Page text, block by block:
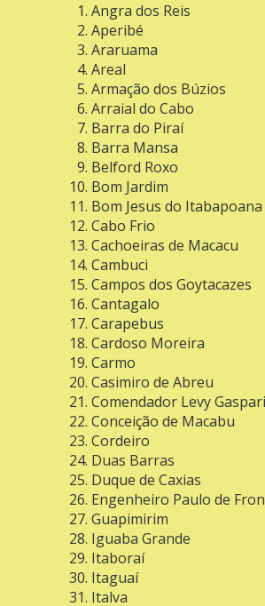
Angra dos Reis
Aperibé
Araruama
Areal
Armação dos Búzios
Arraial do Cabo
Barra do Piraí
Barra Mansa
Belford Roxo
Bom Jardim
Bom Jesus do Itabapoana
Cabo Frio
Cachoeiras de Macacu
Cambuci
Campos dos Goytacazes
Cantagalo
Carapebus
Cardoso Moreira
Carmo
Casimiro de Abreu
Comendador Levy
Conceição de Macabu
Cordeiro
Duas Barras
Duque de Caxias
Engenheiro Paulo de
Guapimirim
Iguaba Grande
Itaboraí
Itaguaí
Italva